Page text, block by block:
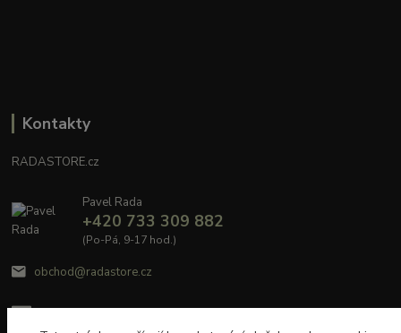
Kontakty
RADASTORE.cz
Pavel Rada
+420 733 309 882
(Po-Pá, 9-17 hod.)
obchod@radastore.cz